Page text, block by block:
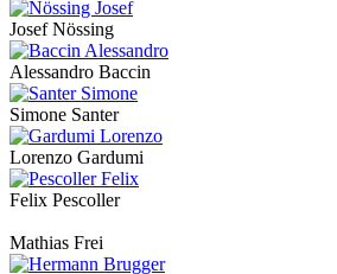
Josef Nössing
Alessandro Baccin
Simone Santer
Lorenzo Gardumi
Felix Pescoller
Mathias Frei